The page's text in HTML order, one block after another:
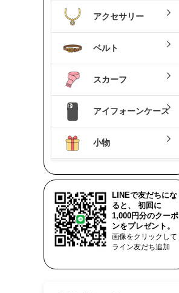
アクセサリー
ベルト
スカーフ
アイフォーンケース
小物
LINEで友だちにな
ると、 初回に
1,000円分のクーポ
ンをプレゼント。
画像をクリックして
ライン友だち追加